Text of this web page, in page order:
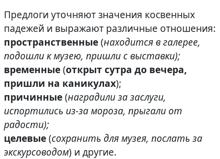
Предлоги уточняют значения косвенных
падежей и выражают различные отношения:
пространственные(находится в галерее,
подошли к музею, пришли с выставки);
временные(открыт сутра до вечера,
пришли на каникулах);
причинные(наградили за заслуги,
испортились из-за мороза, прыгали от
радости);
целевые(сохранить для музея, послать за
экскурсоводом) и другие.